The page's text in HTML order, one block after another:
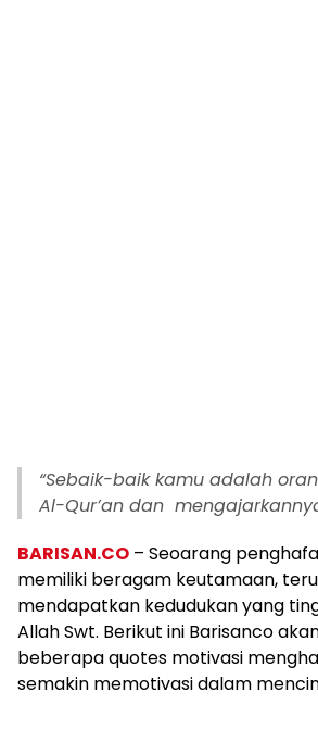
“Sebaik-baik kamu adalah
Al-Qur’an dan
BARISAN.CO – Seoarang
memiliki beragam keutamaan,
mendapatkan kedudukan yang
Allah Swt. Berikut ini Barisanco
beberapa quotes motivasi
semakin memotivasi dalam